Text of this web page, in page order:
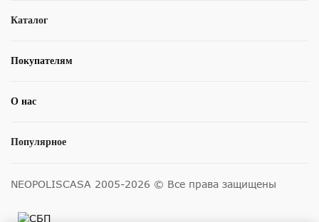
Каталог
Покупателям
О нас
Популярное
NEOPOLISCASA 2005-2026 © Все права защищены